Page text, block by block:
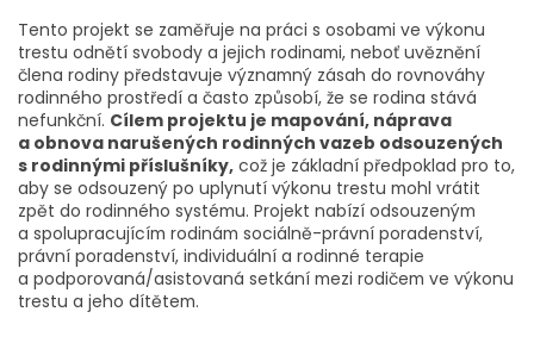
Tento projekt se zaměřuje na práci s osobami ve výkonu
trestu odnětí svobody a jejich rodinami, neboť uvěznění
člena rodiny představuje významný zásah do rovnováhy
rodinného prostředí a často způsobí, že se rodina stává
nefunkční. Cílem projektu je mapování, náprava
a obnova narušených rodinných vazeb odsouzených
s rodinnými příslušníky, což je základní předpoklad pro to,
aby se odsouzený po uplynutí výkonu trestu mohl vrátit
zpět do rodinného systému. Projekt nabízí odsouzeným
a spolupracujícím rodinám sociálně-právní poradenství,
právní poradenství, individuální a rodinné terapie
a podporovaná/asistovaná setkání mezi rodičem ve výkonu
trestu a jeho dítětem.